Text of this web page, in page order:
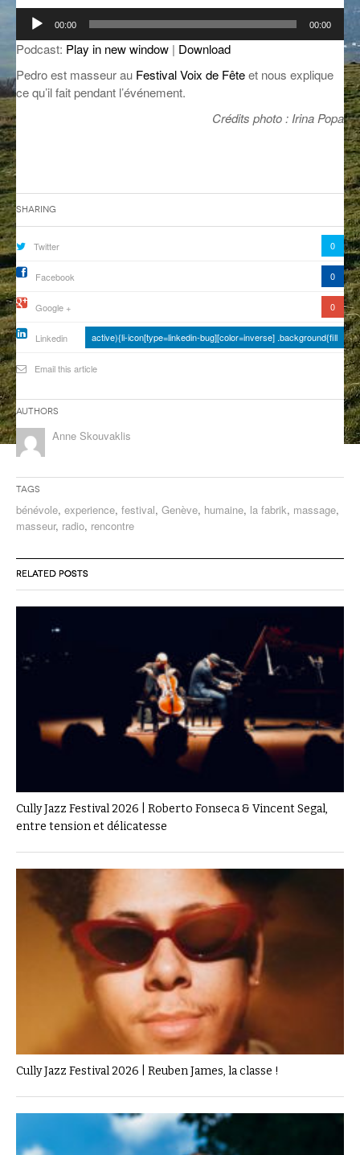
GROOVE N SUN
IL ÉTAIT UNE FOIS
NOS ANCIENS
SONORIK
THEME FORCE
ZIRCONIUM
PLUS DE MIX
Lecteur
audio
00:00 00:00
Podcast: Play in new window | Download
Pedro est masseur au Festival Voix de Fêteet nous explique
ce qu’il fait pendant l’événement.
Crédits photo : Irina Popa
Sharing
Twitter 0
Facebook 0
Google + 0
Linkedin active){li-icon[type=linkedin-bug][color=inverse] .background{fill
Email this article
Authors
Anne Skouvaklis
Tags
bénévole, experience, festival, Genève, humaine, la fabrik, massage,
masseur, radio, rencontre
RELATED POSTS
Cully Jazz Festival 2026 | Roberto Fonseca & Vincent Segal,
entre tension et délicatesse
Cully Jazz Festival 2026 | Reuben James, la classe !